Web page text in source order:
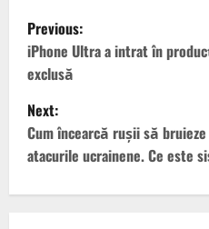
P
o
s
t
n
Previous:
iPhone Ultra a intrat în
exclusă
Next:
Cum încearcă rușii să
atacurile ucrainene. Ce este